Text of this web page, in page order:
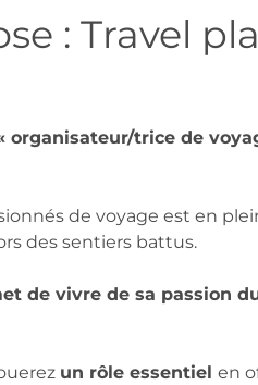
: Travel
organisateur/trice de
de voyage est en
des sentiers battus.
de vivre de sa passion
un rôle essentiel en